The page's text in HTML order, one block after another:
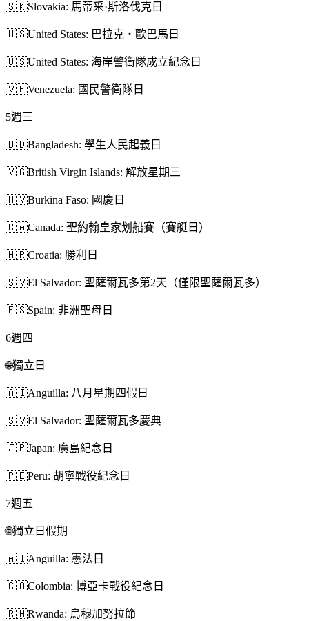
🇸🇰Slovakia: 馬蒂采·斯洛伐克日
🇺🇸United States: 巴拉克・歐巴馬日
🇺🇸United States: 海岸警衛隊成立紀念日
🇻🇪Venezuela: 國民警衛隊日
5週三
🇧🇩Bangladesh: 學生人民起義日
🇻🇬British Virgin Islands: 解放星期三
🇭🇻Burkina Faso: 國慶日
🇨🇦Canada: 聖約翰皇家划船賽（賽艇日）
🇭🇷Croatia: 勝利日
🇸🇻El Salvador: 聖薩爾瓦多第2天（僅限聖薩爾瓦多）
🇪🇸Spain: 非洲聖母日
6週四
🌐獨立日
🇦🇮Anguilla: 八月星期四假日
🇸🇻El Salvador: 聖薩爾瓦多慶典
🇯🇵Japan: 廣島紀念日
🇵🇪Peru: 胡寧戰役紀念日
7週五
🌐獨立日假期
🇦🇮Anguilla: 憲法日
🇨🇴Colombia: 博亞卡戰役紀念日
🇷🇼Rwanda: 烏穆加努拉節